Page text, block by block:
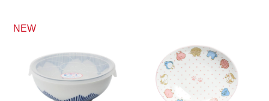
カラー
素材
NEW